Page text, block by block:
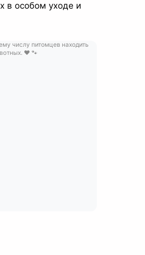
в особом уходе и
числу питомцев находить
❤️ 🐾